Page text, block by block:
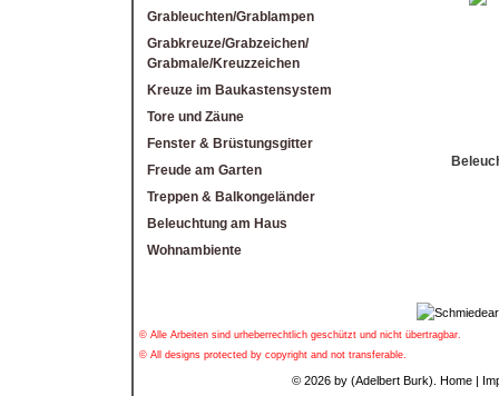
Grableuchten/Grablampen
Grabkreuze/Grabzeichen/
Grabmale/Kreuzzeichen
Kreuze im Baukastensystem
Tore und Zäune
Fenster & Brüstungsgitter
Freude am Garten
Treppen & Balkongeländer
Beleuchtung am Haus
Wohnambiente
© Alle Arbeiten sind urheberrechtlich geschützt und nicht übertragbar.
© All designs protected by copyright and not transferable.
© 2026 by (Adelbert Burk). Home|